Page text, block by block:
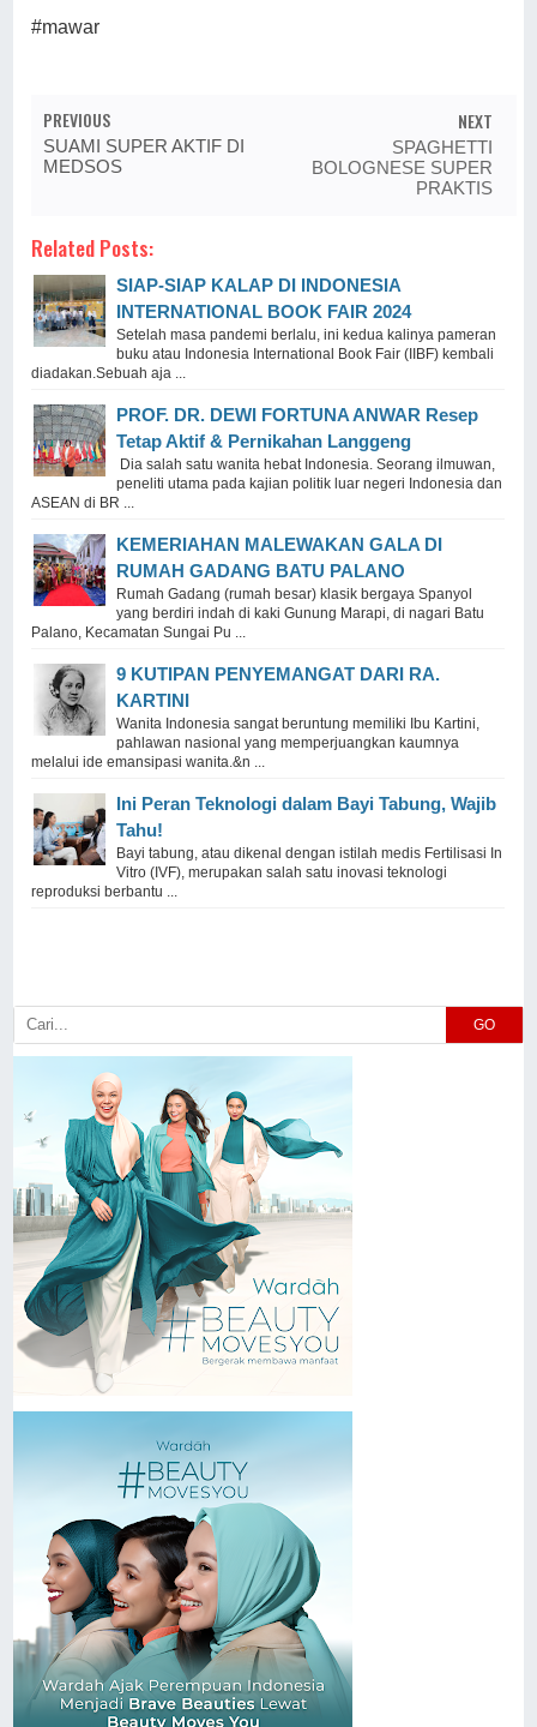
#mawar
PREVIOUS
SUAMI SUPER AKTIF DI
MEDSOS
NEXT
SPAGHETTI
BOLOGNESE SUPER
PRAKTIS
Related Posts:
SIAP-SIAP KALAP DI INDONESIA
INTERNATIONAL BOOK FAIR 2024
Setelah masa pandemi berlalu, ini kedua kalinya pameran
buku atau Indonesia International Book Fair (IIBF) kembali
diadakan.Sebuah aja ...
PROF. DR. DEWI FORTUNA ANWAR Resep
Tetap Aktif & Pernikahan Langgeng
Dia salah satu wanita hebat Indonesia. Seorang ilmuwan,
peneliti utama pada kajian politik luar negeri Indonesia dan
ASEAN di BR ...
KEMERIAHAN MALEWAKAN GALA DI
RUMAH GADANG BATU PALANO
Rumah Gadang (rumah besar) klasik bergaya Spanyol
yang berdiri indah di kaki Gunung Marapi, di nagari Batu
Palano, Kecamatan Sungai Pu ...
9 KUTIPAN PENYEMANGAT DARI RA.
KARTINI
Wanita Indonesia sangat beruntung memiliki Ibu Kartini,
pahlawan nasional yang memperjuangkan kaumnya
melalui ide emansipasi wanita.&n ...
Ini Peran Teknologi dalam Bayi Tabung, Wajib
Tahu!
Bayi tabung, atau dikenal dengan istilah medis Fertilisasi In
Vitro (IVF), merupakan salah satu inovasi teknologi
reproduksi berbantu ...
GO